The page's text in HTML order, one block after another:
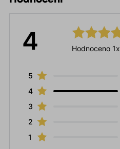
4 Hodnoceno 1x
5
4
3
2
1